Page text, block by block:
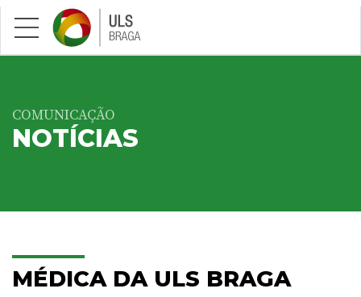
Saltar para conteúdo principal
COMUNICAÇÃO
NOTÍCIAS
MÉDICA DA ULS BRAGA